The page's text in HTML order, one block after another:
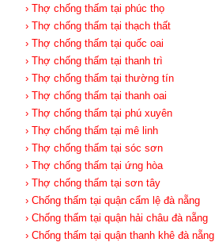
› Thợ chống thấm tại phúc thọ
› Thợ chống thấm tại thạch thất
› Thợ chống thấm tại quốc oai
› Thợ chống thấm tại thanh trì
› Thợ chống thấm tại thường tín
› Thợ chống thấm tại thanh oai
› Thợ chống thấm tại phú xuyên
› Thợ chống thấm tại mê linh
› Thợ chống thấm tại sóc sơn
› Thợ chống thấm tại ứng hòa
› Thợ chống thấm tại sơn tây
› Chống thấm tại quận cẩm lệ đà nẵng
› Chống thấm tại quận hải châu đà nẵng
› Chống thấm tại quận thanh khê đà nẵng